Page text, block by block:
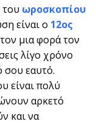
ωροσκοπίου
είναι ο 12ος
μια φορά τον
λίγο χρόνο
σου εαυτό.
είναι πολύ
αρκετό
και να